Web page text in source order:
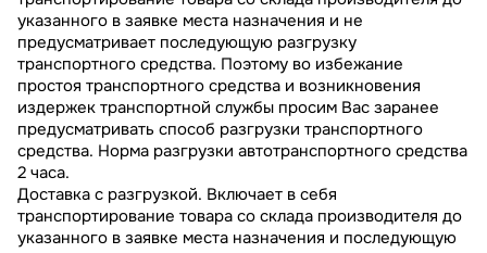
указанного в заявке места назначения и не
предусматривает последующую разгрузку
транспортного средства. Поэтому во избежание
простоя транспортного средства и возникновения
издержек транспортной службы просим Вас заранее
предусматривать способ разгрузки транспортного
средства. Норма разгрузки автотранспортного средства
2 часа.
Доставка с разгрузкой. Включает в себя
транспортирование товара со склада производителя до
указанного в заявке места назначения и последующую